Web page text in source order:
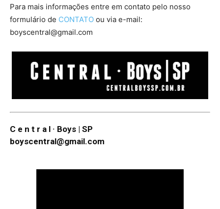
Para mais informações entre em contato pelo nosso
formulário de CONTATO ou via e-mail:
boyscentral@gmail.com
C e n t r a l · Boys | SP
boyscentral@gmail.com